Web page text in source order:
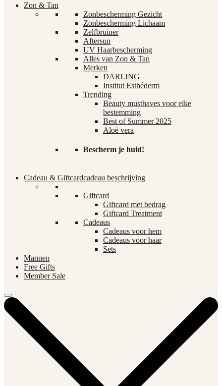
Zon & Tan
Zonbescherming Gezicht
Zonbescherming Lichaam
Zelfbruiner
Aftersun
UV Haarbescherming
Alles van Zon & Tan
Merken
DARLING
Institut Esthéderm
Trending
Beauty musthaves voor elke
bestemming
Best of Summer 2025
Aloë vera
Bescherm je huid!
Cadeau & Giftcardcadeau beschrijving
Giftcard
Giftcard met bedrag
Giftcard Treatment
Cadeaus
Cadeaus voor hem
Cadeaus voor haar
Sets
Mannen
Free Gifts
Member Sale